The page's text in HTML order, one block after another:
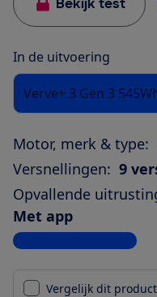
Bekijk test
In de uitvoering
Verve+ 3 Gen 3
Motor, merk & type:
Versnellingen: 9
Opvallende
Met app
Bekijk alle specificaties
Vergelijk dit product